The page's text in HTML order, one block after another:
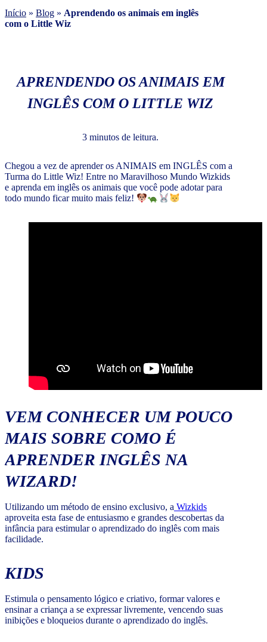
Início » Blog » Aprendendo os animais em inglês
com o Little Wiz
APRENDENDO OS ANIMAIS EM
INGLÊS COM O LITTLE WIZ
3 minutos de leitura.
Chegou a vez de aprender os ANIMAIS em INGLÊS com a
Turma do Little Wiz! Entre no Maravilhoso Mundo Wizkids
e aprenda em inglês os animais que você pode adotar para
todo mundo ficar muito mais feliz!
VEM CONHECER UM POUCO
MAIS SOBRE COMO É
APRENDER INGLÊS NA
WIZARD!
Utilizando um método de ensino exclusivo, a Wizkids
aproveita esta fase de entusiasmo e grandes descobertas da
infância para estimular o aprendizado do inglês com mais
facilidade.
KIDS
Estimula o pensamento lógico e criativo, formar valores e
ensinar a criança a se expressar livremente, vencendo suas
inibições e bloqueios durante o aprendizado do inglês.